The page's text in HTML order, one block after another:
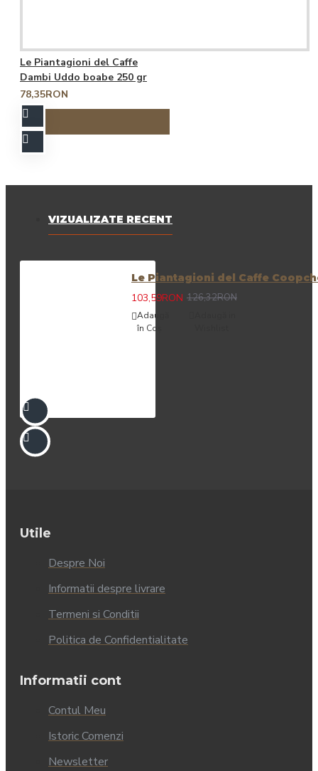
Le Piantagioni del Caffe
Dambi Uddo boabe 250 gr
78,35RON
VIZUALIZATE RECENT
Le Piantagioni del Caffe
103,59RON 126,32RON
Adaugă
în Coş
Utile
Despre Noi
Informatii despre livrare
Termeni si Conditii
Politica de Confidentialitate
Informatii cont
Contul Meu
Istoric Comenzi
Newsletter